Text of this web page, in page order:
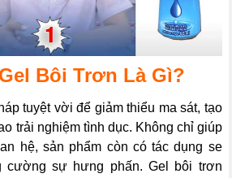
Bôi Trơn Là Gì?
tuyệt vời để giảm thiểu ma sát, tạo
trải nghiệm tình dục. Không chỉ giúp
hệ, sản phẩm còn có tác dụng se
cường sự hưng phấn. Gel bôi trơn